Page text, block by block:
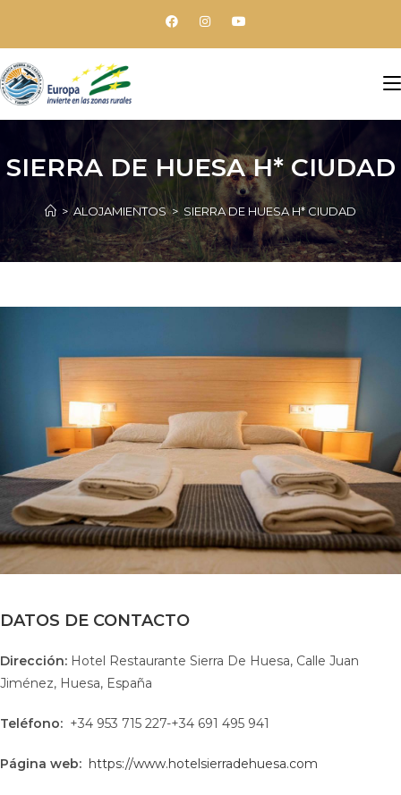
SIERRA DE HUESA H* CIUDAD
> ALOJAMIENTOS > SIERRA DE HUESA H* CIUDAD
DATOS DE CONTACTO
Dirección: Hotel Restaurante Sierra De Huesa, Calle Juan
Jiménez, Huesa, España
Teléfono: +34 953 715 227-+34 691 495 941
Página web: https://www.hotelsierradehuesa.com